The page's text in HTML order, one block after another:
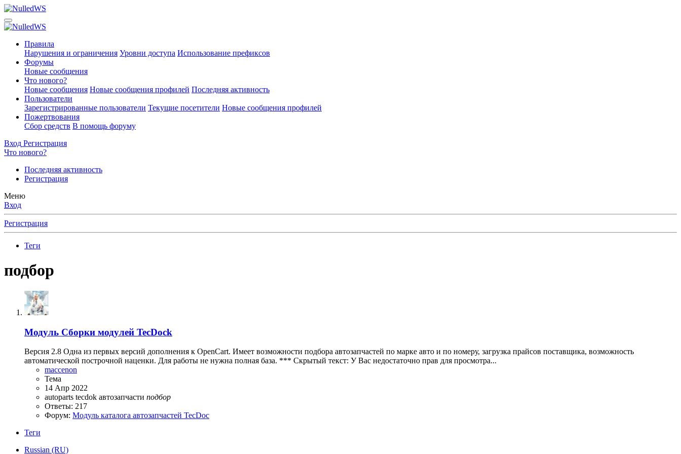
Правила
Нарушения и ограничения Уровни доступа Использование префиксов
Форумы
Новые сообщения
Что нового?
Новые сообщения Новые сообщения профилей Последняя активность
Пользователи
Зарегистрированные пользователи Текущие посетители Новые сообщения профилей
Пожертвования
Сбор средств В помощь форуму
Вход Регистрация
Что нового?
Последняя активность
Регистрация
Меню
Вход
Регистрация
Теги
подбор
Модуль Сборки модулей TecDock
Версия 2.8 Одна из первых версий дополнения к OpenCart. Имеет возможности подбора автозапчастей по марке авто и по номеру, загрузка прайсов поставщика, возможность
автоматической построчной наценки. Для работы не нужна полная база. *** Скрытый текст: У Вас недостаточно прав для просмотра...
maccenon
Тема
14 Апр 2022
autoparts tecdok автозапчасти подбор
Ответы: 217
Форум: Модуль каталога автозапчастей TecDoc
Теги
Russian (RU)